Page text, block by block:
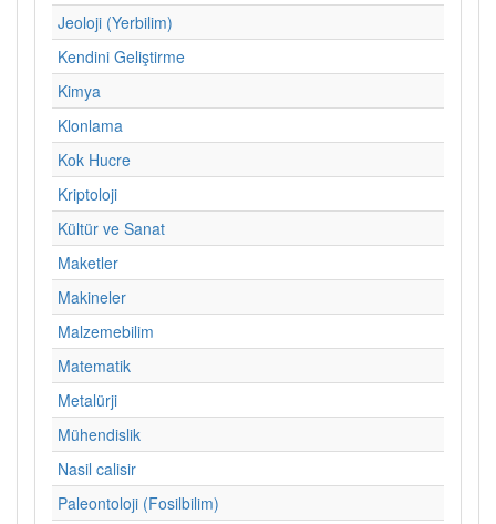
Jeoloji (Yerbilim)
Kendini Geliştirme
Kimya
Klonlama
Kok Hucre
Kriptoloji
Kültür ve Sanat
Maketler
Makineler
Malzemebilim
Matematik
Metalürji
Mühendislik
Nasil calisir
Paleontoloji (Fosilbilim)